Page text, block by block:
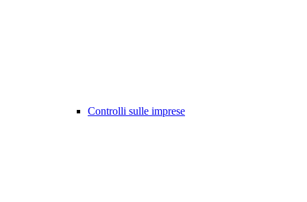
Controlli sulle imprese